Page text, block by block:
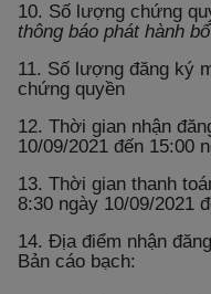
10. Số lượng chứng
thông báo phát hành
11. Số lượng đăng ký
chứng quyền
12. Thời gian nhận
10/09/2021 đến 15:00
13. Thời gian thanh
8:30 ngày 10/09/2021
14. Địa điểm nhận
Bản cáo bạch: